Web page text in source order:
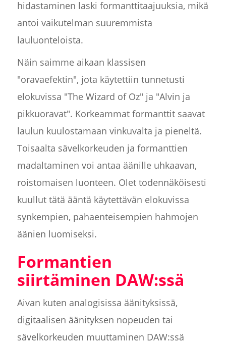
hidastaminen laski formanttitaajuuksia, mikä
antoi vaikutelman suuremmista
lauluonteloista.
Näin saimme aikaan klassisen
"oravaefektin", jota käytettiin tunnetusti
elokuvissa "The Wizard of Oz" ja "Alvin ja
pikkuoravat". Korkeammat formanttit saavat
laulun kuulostamaan vinkuvalta ja pieneltä.
Toisaalta sävelkorkeuden ja formanttien
madaltaminen voi antaa äänille uhkaavan,
roistomaisen luonteen. Olet todennäköisesti
kuullut tätä ääntä käytettävän elokuvissa
synkempien, pahaenteisempien hahmojen
äänien luomiseksi.
Formantien
siirtäminen DAW:ssä
Aivan kuten analogisissa äänityksissä,
digitaalisen äänityksen nopeuden tai
sävelkorkeuden muuttaminen DAW:ssä